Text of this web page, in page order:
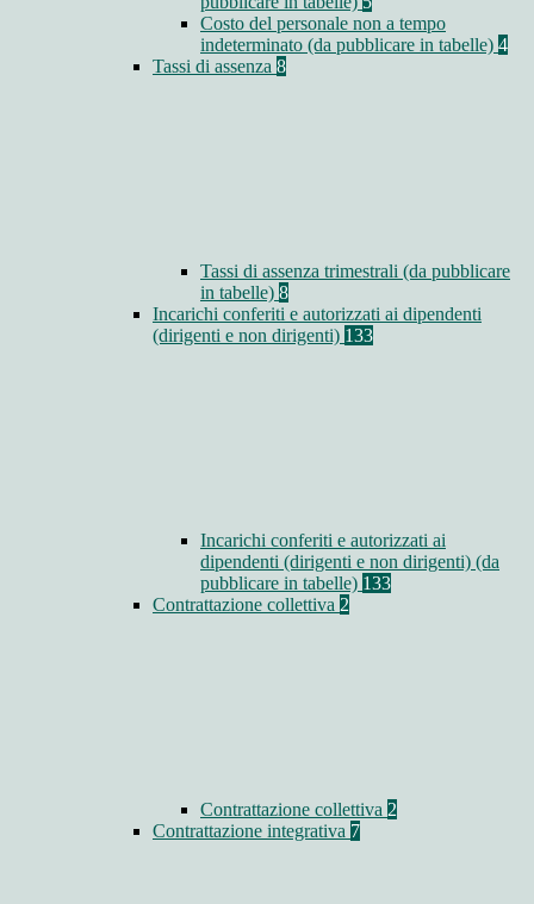
Costo del personale non a tempo
indeterminato (da pubblicare in tabelle) 4
Tassi di assenza 8
Tassi di assenza trimestrali (da pubblicare
in tabelle) 8
Incarichi conferiti e autorizzati ai dipendenti
(dirigenti e non dirigenti) 133
Incarichi conferiti e autorizzati ai
dipendenti (dirigenti e non dirigenti) (da
pubblicare in tabelle) 133
Contrattazione collettiva 2
Contrattazione collettiva 2
Contrattazione integrativa 7